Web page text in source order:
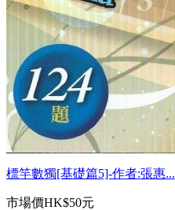
標竿數獨[基礎篇5]-作者:張惠...
市場價HK$50元